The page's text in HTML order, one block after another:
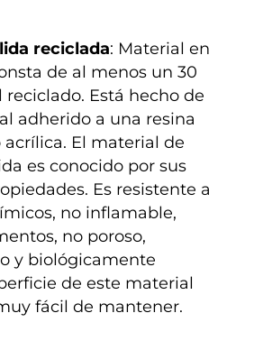
reciclada: Material en
de al menos un 30
reciclado. Está hecho de
adherido a una resina
El material de
es conocido por sus
Es resistente a
no inflamable,
no poroso,
y biológicamente
de este material
fácil de mantener.